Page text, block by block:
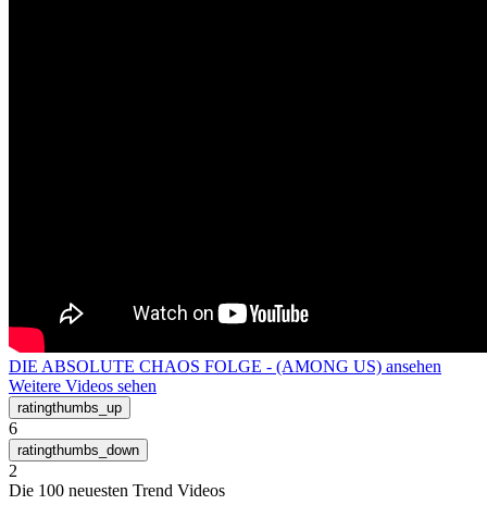
DIE ABSOLUTE CHAOS FOLGE - (AMONG US) ansehen
Weitere Videos sehen
6
2
Die 100 neuesten Trend Videos